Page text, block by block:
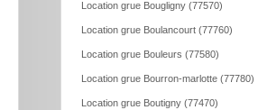
Location grue Bougligny (77570)
Location grue Boulancourt (77760)
Location grue Bouleurs (77580)
Location grue Bourron-marlotte (77780)
Location grue Boutigny (77470)